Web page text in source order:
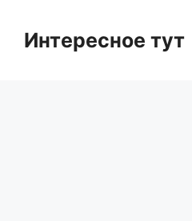
contentИнтересное тут